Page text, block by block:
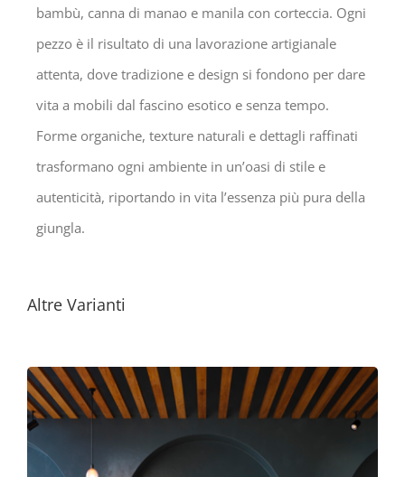
bambù, canna di manao e manila con corteccia. Ogni
pezzo è il risultato di una lavorazione artigianale
attenta, dove tradizione e design si fondono per dare
vita a mobili dal fascino esotico e senza tempo.
Forme organiche, texture naturali e dettagli raffinati
trasformano ogni ambiente in un’oasi di stile e
autenticità, riportando in vita l’essenza più pura della
giungla.
Altre Varianti